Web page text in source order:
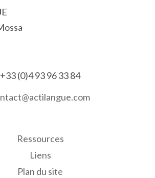
+33 (0)4 93 96 33 84
Ressources
Liens
Plan du site